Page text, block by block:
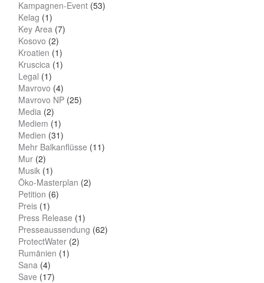
Kampagnen-Event (53)
Kelag (1)
Key Area (7)
Kosovo (2)
Kroatien (1)
Kruscica (1)
Legal (1)
Mavrovo (4)
Mavrovo NP (25)
Media (2)
Mediem (1)
Medien (31)
Mehr Balkanflüsse (11)
Mur (2)
Musik (1)
Öko-Masterplan (2)
Petition (6)
Preis (1)
Press Release (1)
Presseaussendung (62)
ProtectWater (2)
Rumänien (1)
Sana (4)
Save (17)